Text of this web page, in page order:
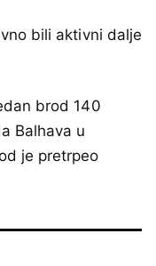
bili aktivni dalje
brod 140
Balhava u
je pretrpeo